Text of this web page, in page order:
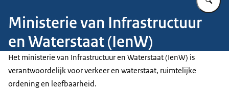
Ministerie van Infrastructuur
en Waterstaat (IenW)
Het ministerie van Infrastructuur en Waterstaat (IenW) is
verantwoordelijk voor verkeer en waterstaat, ruimtelijke
ordening en leefbaarheid.